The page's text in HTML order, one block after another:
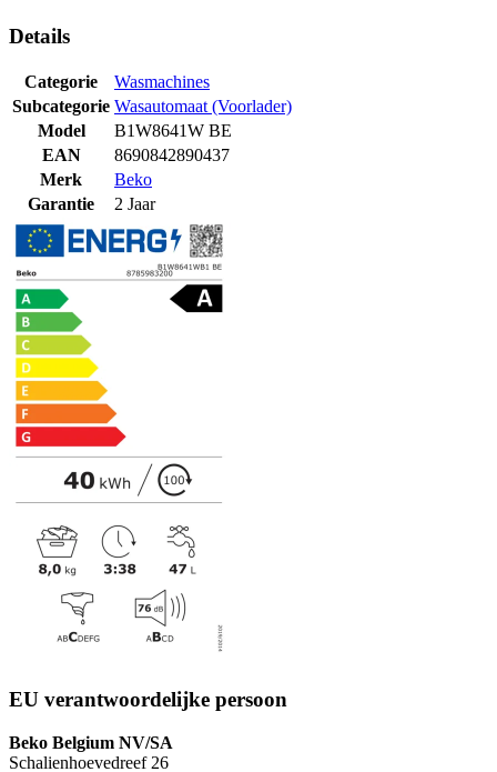
Details
Categorie
Wasmachines
Subcategorie Wasautomaat (Voorlader)
Model
B1W8641W BE
EAN
8690842890437
Merk
Beko
Garantie
2 Jaar
EU verantwoordelijke persoon
Beko Belgium NV/SA
Schalienhoevedreef 26